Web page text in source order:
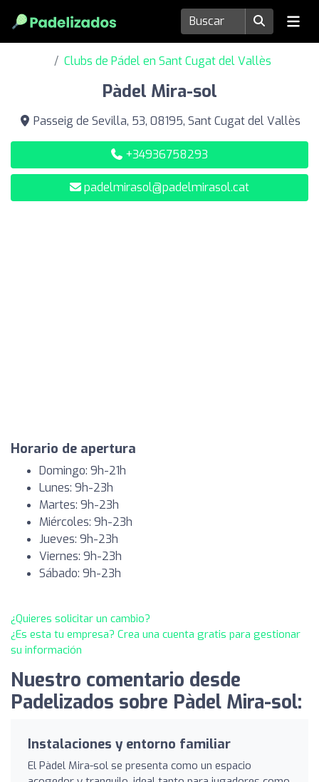
Clubs de Pádel en Sant Cugat del Vallès
Pàdel Mira-sol
Passeig de Sevilla, 53, 08195, Sant Cugat del Vallès
+34936758293
padelmirasol@padelmirasol.cat
Horario de apertura
Domingo: 9h-21h
Lunes: 9h-23h
Martes: 9h-23h
Miércoles: 9h-23h
Jueves: 9h-23h
Viernes: 9h-23h
Sábado: 9h-23h
¿Quieres solicitar un cambio?
¿Es esta tu empresa? Crea una cuenta gratis para gestionar
su información
Nuestro comentario desde
Padelizados sobre Pàdel Mira-sol:
Instalaciones y entorno familiar
El Pàdel Mira-sol se presenta como un espacio